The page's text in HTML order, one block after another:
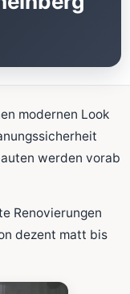
modernen Look
werden vorab
Renovierungen
dezent matt bis